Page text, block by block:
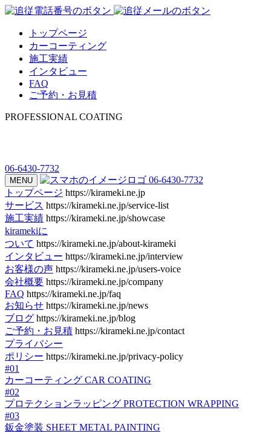
トップページ
カーコーティング
施工実績
インタビュー
FAQ
ご予約・お見積
PROFESSIONAL COATING
06-6430-7732
MENU
06-6430-7732
トップページ https://kirameki.ne.jp
サービス https://kirameki.ne.jp/service-list
施工実績 https://kirameki.ne.jp/showcase
kiramekiに
ついて https://kirameki.ne.jp/about-kirameki
インタビュー https://kirameki.ne.jp/interview
お客様の声 https://kirameki.ne.jp/users-voice
会社概要 https://kirameki.ne.jp/company
FAQ https://kirameki.ne.jp/faq
お知らせ https://kirameki.ne.jp/news
ブログ https://kirameki.ne.jp/blog
ご予約・お見積 https://kirameki.ne.jp/contact
プライバシー
ポリシー https://kirameki.ne.jp/privacy-policy
#01
カーコーティング CAR COATING
#02
プロテクションラッピング PROTECTION WRAPPING
#03
鈑金塗装 SHEET METAL PAINTING